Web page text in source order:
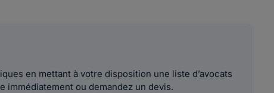
en mettant à votre disposition une liste d’avocats
immédiatement ou demandez un devis.